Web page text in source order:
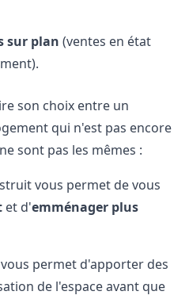
sur plan (ventes en état
son choix entre un
qui n'est pas encore
sont pas les mêmes :
vous permet de vous
et d'emménager plus
permet d'apporter des
de l'espace avant que